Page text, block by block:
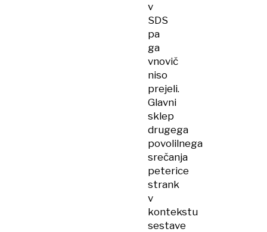
v
SDS
pa
ga
vnovič
niso
prejeli.
Glavni
sklep
drugega
povolilnega
srečanja
peterice
strank
v
kontekstu
sestave